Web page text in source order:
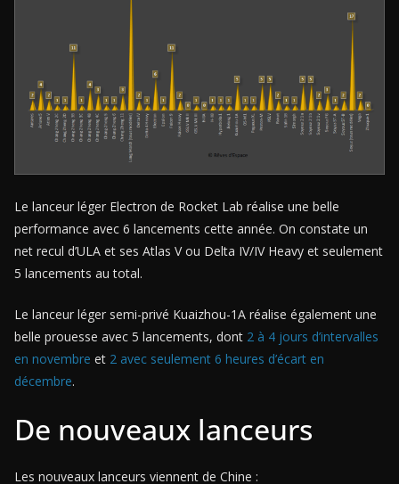
Le lanceur léger Electron de Rocket Lab réalise une belle
performance avec 6 lancements cette année. On constate un
net recul d’ULA et ses Atlas V ou Delta IV/IV Heavy et seulement
5 lancements au total.
Le lanceur léger semi-privé Kuaizhou-1A réalise également une
belle prouesse avec 5 lancements, dont 2 à 4 jours d’intervalles
en novembre et 2 avec seulement 6 heures d’écart en
décembre.
De nouveaux lanceurs
Les nouveaux lanceurs viennent de Chine :